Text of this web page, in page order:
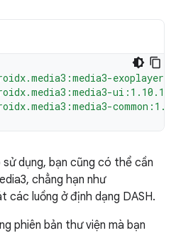
ui:1.10.1"
dụng, bạn cũng có thể cần
chẳng hạn như
các luồng ở định dạng DASH.
phiên bản thư viện mà bạn